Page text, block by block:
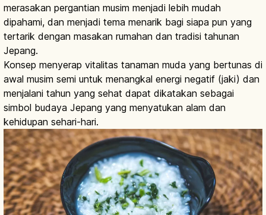
merasakan pergantian musim menjadi lebih mudah
dipahami, dan menjadi tema menarik bagi siapa pun yang
tertarik dengan masakan rumahan dan tradisi tahunan
Jepang.
Konsep menyerap vitalitas tanaman muda yang bertunas di
awal musim semi untuk menangkal energi negatif (jaki) dan
menjalani tahun yang sehat dapat dikatakan sebagai
simbol budaya Jepang yang menyatukan alam dan
kehidupan sehari-hari.